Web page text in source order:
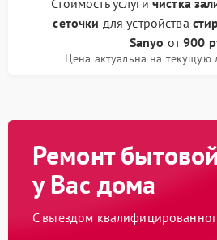
Стоимость услуги чистка
сеточки для устройства
Sanyo от900
Цена актуальна на текущую
Ремонт
у Вас дома
С выездом